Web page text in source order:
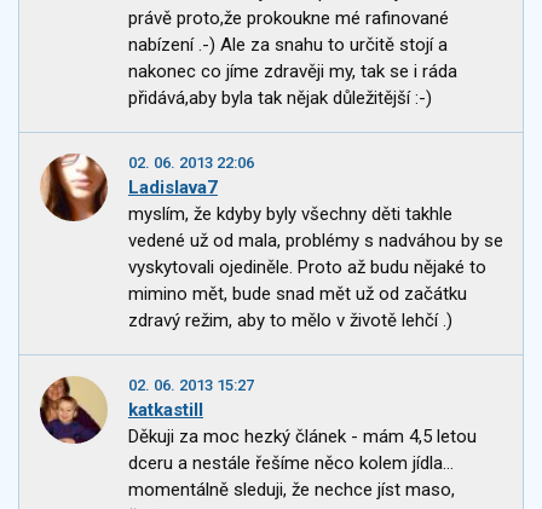
právě proto,že prokoukne mé rafinované
nabízení .-) Ale za snahu to určitě stojí a
nakonec co jíme zdravěji my, tak se i ráda
přidává,aby byla tak nějak důležitější :-)
02. 06. 2013 22:06
Ladislava7
myslím, že kdyby byly všechny děti takhle
vedené už od mala, problémy s nadváhou by se
vyskytovali ojediněle. Proto až budu nějaké to
mimino mět, bude snad mět už od začátku
zdravý režim, aby to mělo v životě lehčí .)
02. 06. 2013 15:27
katkastill
Děkuji za moc hezký článek - mám 4,5 letou
dceru a nestále řešíme něco kolem jídla...
momentálně sleduji, že nechce jíst maso,